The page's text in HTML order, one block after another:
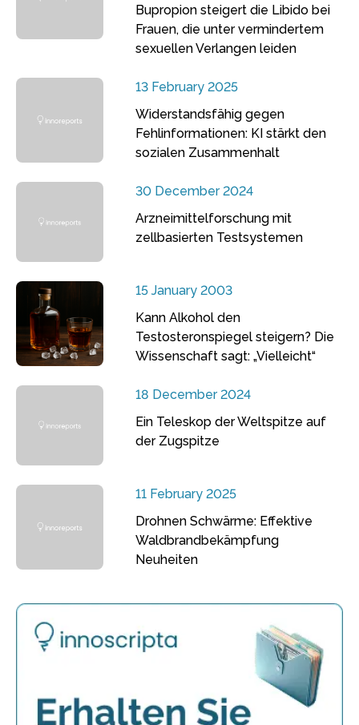
Bupropion steigert die Libido bei
Frauen, die unter vermindertem
sexuellen Verlangen leiden
13 February 2025
Widerstandsfähig gegen
Fehlinformationen: KI stärkt den
sozialen Zusammenhalt
30 December 2024
Arzneimittelforschung mit
zellbasierten Testsystemen
15 January 2003
Kann Alkohol den
Testosteronspiegel steigern? Die
Wissenschaft sagt: „Vielleicht“
18 December 2024
Ein Teleskop der Weltspitze auf
der Zugspitze
11 February 2025
Drohnen Schwärme: Effektive
Waldbrandbekämpfung
Neuheiten